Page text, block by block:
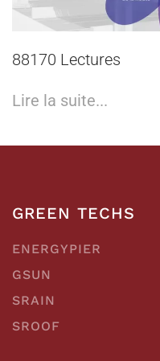
88170 Lectures
Lire la suite...
GREEN TECHS
ENERGYPIER
GSUN
SRAIN
SROOF